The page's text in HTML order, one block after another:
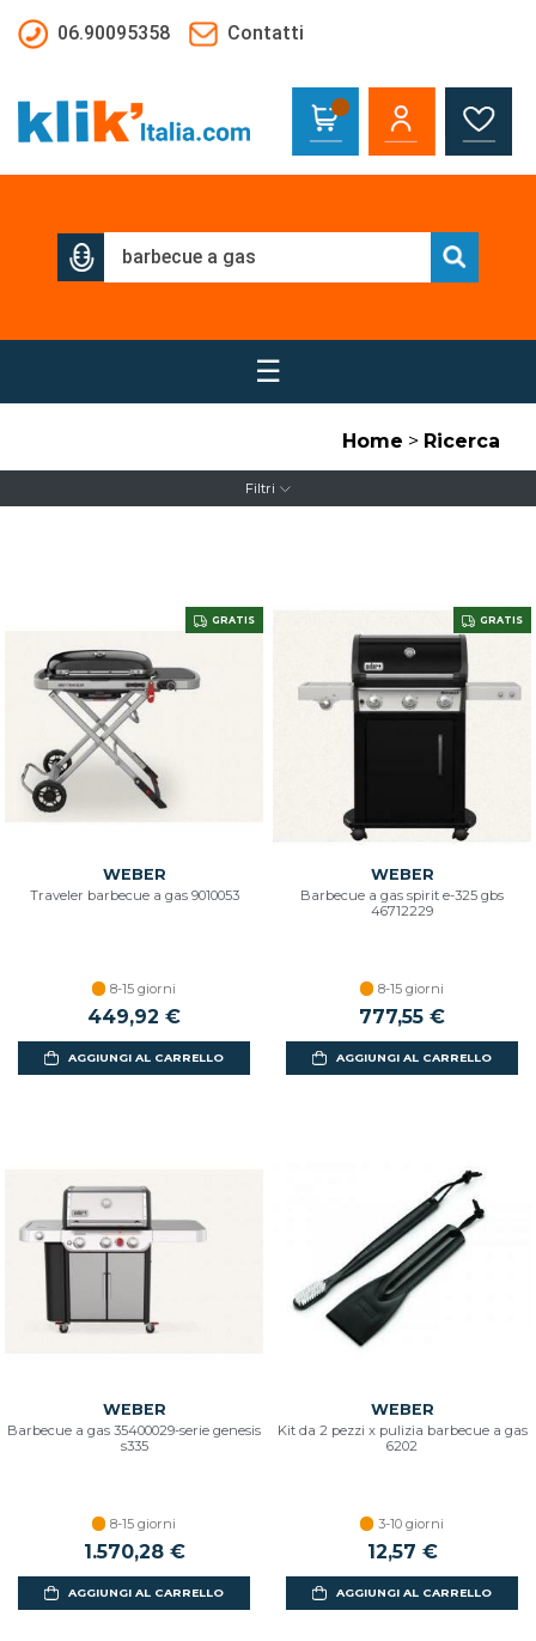
06.90095358
Contatti
☰
Home > Ricerca
Filtri
GRATIS
WEBER
Traveler barbecue a gas 9010053
8-15 giorni
449,92 €
AGGIUNGI AL CARRELLO
GRATIS
WEBER
Barbecue a gas spirit e-325 gbs
46712229
8-15 giorni
777,55 €
AGGIUNGI AL CARRELLO
WEBER
Barbecue a gas 35400029-serie genesis
s335
8-15 giorni
1.570,28 €
AGGIUNGI AL CARRELLO
WEBER
Kit da 2 pezzi x pulizia barbecue a gas
6202
3-10 giorni
12,57 €
AGGIUNGI AL CARRELLO